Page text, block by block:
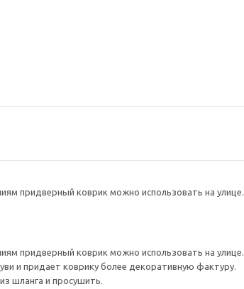
придверный коврик можно использовать на улице.
придверный коврик можно использовать на улице.
и придает коврику более декоративную фактуру.
шланга и просушить.